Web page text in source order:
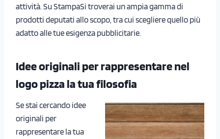
attività. Su StampaSi troverai un ampia gamma di
prodotti deputati allo scopo, tra cui scegliere quello più
adatto alle tue esigenza pubblicitarie.
Idee originali per rappresentare nel
logo pizza la tua filosofia
Se stai cercando idee
originali per
rappresentare la tua